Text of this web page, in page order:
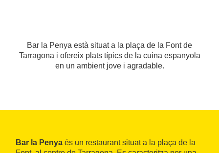
Bar la Penya està situat a la plaça de la Font de
Tarragona i ofereix plats típics de la cuina espanyola
en un ambient jove i agradable.
Bar la Penya és un restaurant situat a la plaça de la